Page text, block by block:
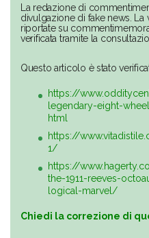
La redazione di
divulgazione di fake news.
riportate su
verificata tramite la
Questo articolo è stato
https://
legendary-eight-
html
https://
1/
https://
the-1911-reeves-
logical-marvel/
Chiedi la correzione di